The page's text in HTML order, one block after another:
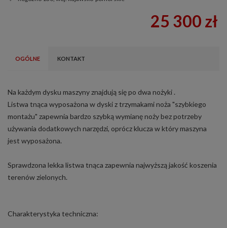
25 300 zł
OGÓLNE KONTAKT
Na każdym dysku maszyny znajdują się po dwa nożyki .
Listwa tnąca wyposażona w dyski z trzymakami noża "szybkiego
montażu" zapewnia bardzo szybką wymianę noży bez potrzeby
używania dodatkowych narzędzi, oprócz klucza w który maszyna
jest wyposażona.
Sprawdzona lekka listwa tnąca zapewnia najwyższą jakość koszenia
terenów zielonych.
Charakterystyka techniczna: